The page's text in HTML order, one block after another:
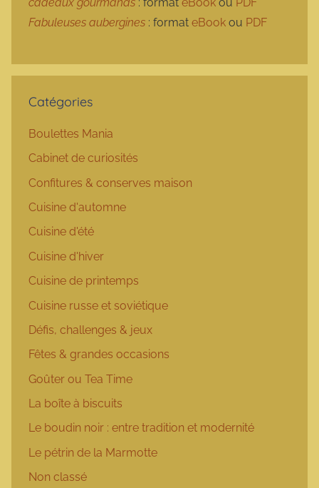
Fabuleuses aubergines : format eBook ou PDF
Catégories
Boulettes Mania
Cabinet de curiosités
Confitures & conserves maison
Cuisine d'automne
Cuisine d'été
Cuisine d'hiver
Cuisine de printemps
Cuisine russe et soviétique
Défis, challenges & jeux
Fêtes & grandes occasions
Goûter ou Tea Time
La boîte à biscuits
Le boudin noir : entre tradition et modernité
Le pétrin de la Marmotte
Non classé